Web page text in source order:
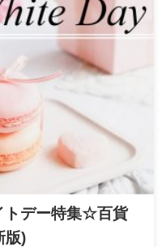
トデー特集☆百貨
版)